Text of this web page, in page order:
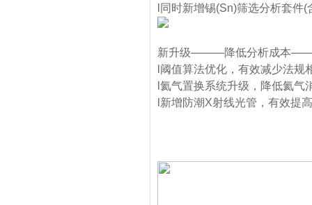
l同时新增锡(Sn)筛选分析套件(
新升级———降低分析成本
l阈值算法优化，有效减少法
l氦气置换系统升级，降低氦气
l新增防潮X射线光管，有效提